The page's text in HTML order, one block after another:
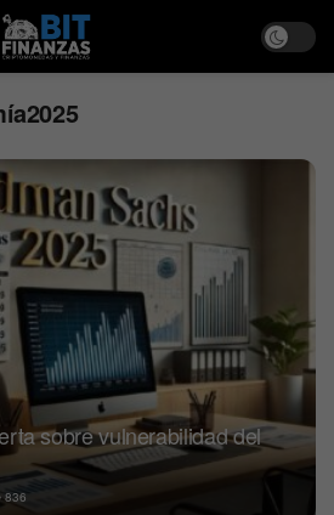
sobre vulnerabilidad del
836